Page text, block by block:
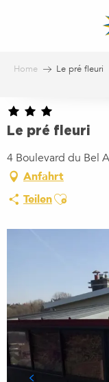
Home Le pré fleuri
Le pré fleuri
4 Boulevard du Bel
Anfahrt
TeilenAjouter aux